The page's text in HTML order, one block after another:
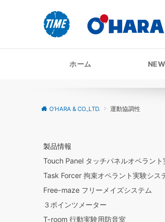
ホーム
O’HARA & CO.,LTD. 運動協調性
製品情報
Touch Panel タッチパネルオペラント
Task Forcer 拘束オペラント実験シス
Free-maze フリーメイズシステム
３ポインツメーター
T-room 行動実験用防音室